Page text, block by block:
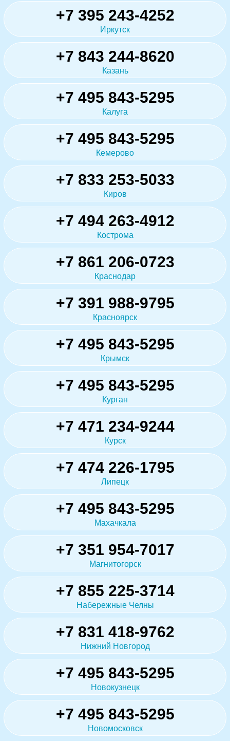
+7 395 243-4252
Иркутск
+7 843 244-8620
Казань
+7 495 843-5295
Калуга
+7 495 843-5295
Кемерово
+7 833 253-5033
Киров
+7 494 263-4912
Кострома
+7 861 206-0723
Краснодар
+7 391 988-9795
Красноярск
+7 495 843-5295
Крымск
+7 495 843-5295
Курган
+7 471 234-9244
Курск
+7 474 226-1795
Липецк
+7 495 843-5295
Махачкала
+7 351 954-7017
Магнитогорск
+7 855 225-3714
Набережные Челны
+7 831 418-9762
Нижний Новгород
+7 495 843-5295
Новокузнецк
+7 495 843-5295
Новомосковск